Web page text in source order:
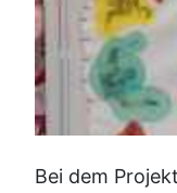
Bei dem